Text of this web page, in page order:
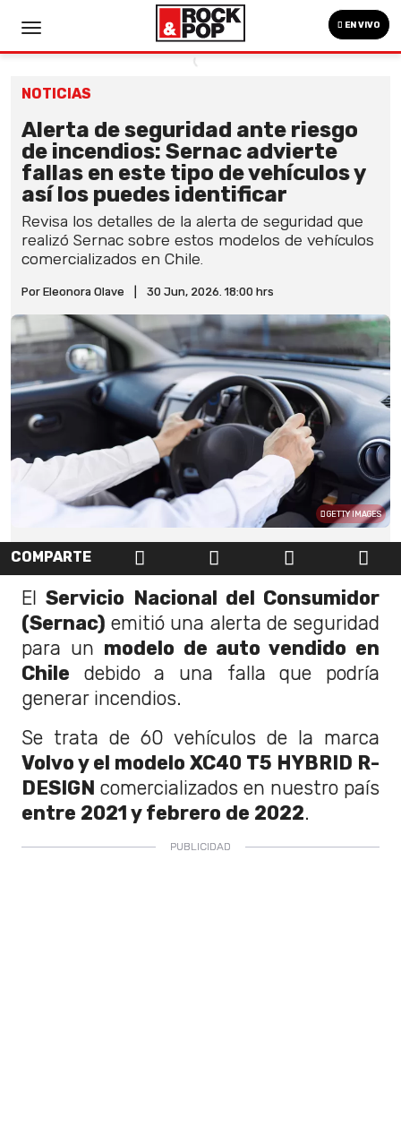
EN VIVO
NOTICIAS
Alerta de seguridad ante riesgo
de incendios: Sernac advierte
fallas en este tipo de vehículos y
así los puedes identificar
Revisa los detalles de la alerta de seguridad que
realizó Sernac sobre estos modelos de vehículos
comercializados en Chile.
Por Eleonora Olave 30 Jun, 2026. 18:00 hrs
GETTY IMAGES
COMPARTE
ElServicio Nacional del Consumidor
(Sernac) emitió una alerta de seguridad
para un modelo de auto vendido en
Chile debido a una falla que podría
generar incendios.
Se trata de 60 vehículos de la marca
Volvo y el modelo XC40 T5 HYBRID R-
DESIGN comercializados en nuestro país
entre 2021 y febrero de 2022.